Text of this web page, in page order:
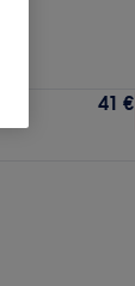
41 €